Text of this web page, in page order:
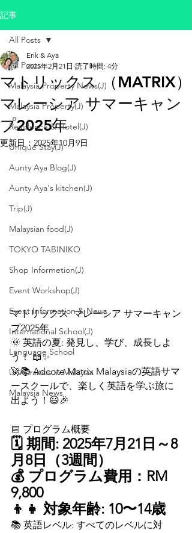
記事
All Posts
Malaysia Property News(J)
Malaysia Property(J)
Residence & Hotel(J)
Unique Stay(J)
Aunty Aya Blog(J)
Aunty Aya's kitchen(J)
Trip(J)
Malaysian food(J)
TOKYO TABINIKO
Shop Informetion(J)
Event Workshop(J)
Event Information & News
International School(J)
Language School
Universities in Malaysia
Malaysia News
All Posts
マトリックス （MATRIX）
マレーシア サマーキャン
プ2025年
Erik & Aya
2025年2月21日 読了時間: 4分
更新日： 2025年10月9日
マトリックス  マレーシア サマーキャン
プ2025年
🌞 英語の夏: 発見し、学び、成長しよ
う！ 📖✨
🚀📚 Adcote Matrix Malaysiaの英語サマ
ースクールで、楽しく英語を学ぶ旅に
出よう！😃🎉
📅 プログラム概要
🗓 期間: 2025年7月21日～8
月8日（3週間）
💰 プログラム費用：RM
9,800
👦👧 対象年齢: 10〜14歳
📚 英語レベル: すべてのレベルに対